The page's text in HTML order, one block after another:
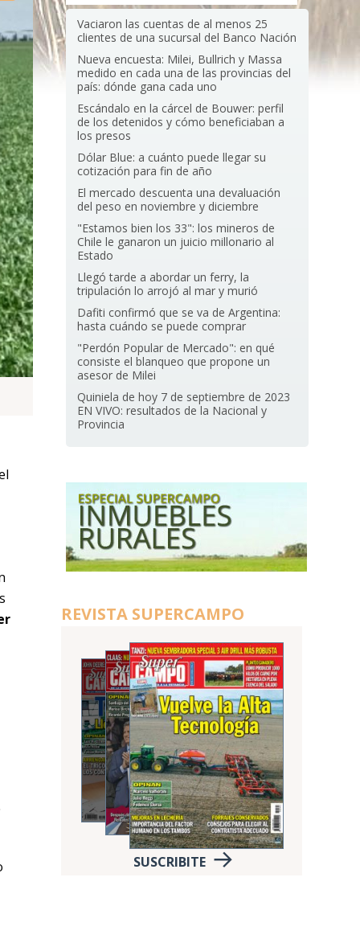
Vaciaron las cuentas de al menos 25
clientes de una sucursal del Banco Nación
Nueva encuesta: Milei, Bullrich y Massa
medido en cada una de las provincias del
país: dónde gana cada uno
Escándalo en la cárcel de Bouwer: perfil
de los detenidos y cómo beneficiaban a
los presos
Dólar Blue: a cuánto puede llegar su
cotización para fin de año
El mercado descuenta una devaluación
del peso en noviembre y diciembre
"Estamos bien los 33": los mineros de
Chile le ganaron un juicio millonario al
Estado
Llegó tarde a abordar un ferry, la
tripulación lo arrojó al mar y murió
Dafiti confirmó que se va de Argentina:
hasta cuándo se puede comprar
"Perdón Popular de Mercado": en qué
consiste el blanqueo que propone un
asesor de Milei
Quiniela de hoy 7 de septiembre de 2023
EN VIVO: resultados de la Nacional y
Provincia
REVISTA SUPERCAMPO
SUSCRIBITE